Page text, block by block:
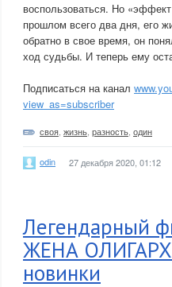
воспользоваться. Но
прошлом всего два дня, его
обратно в свое время, он
ход судьбы. И теперь ему
Подписаться на канал
view_as=subscriber
своя жизнь разность один
odin 27 декабря 2020, 01:12
Легендарный
ЖЕНА
новинки